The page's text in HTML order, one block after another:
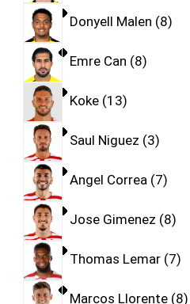
Donyell Malen 8
Emre Can 8
Koke 13
Saul Niguez 3
Angel Correa 7
Jose Gimenez 8
Thomas Lemar 7
Marcos Llorente 8